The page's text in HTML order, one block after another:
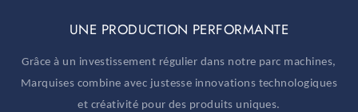
UNE PRODUCTION PERFORMANTE
Grâce à un investissement régulier dans notre parc machines,
Marquises combine avec justesse innovations technologiques
et créativité pour des produits uniques.